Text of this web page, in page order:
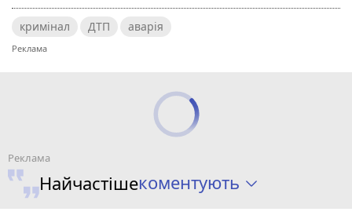
кримінал ДТП аварія
Найчастішекоментують